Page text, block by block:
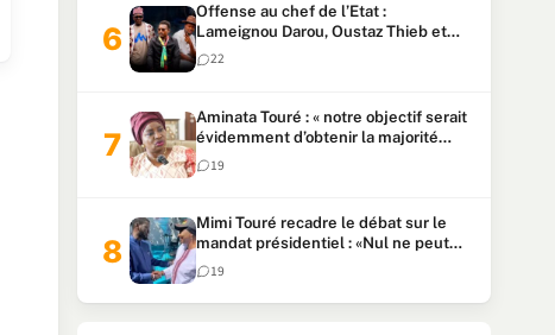
Offense au chef de l’Etat :
Lameignou Darou, Oustaz Thieb et
Ndiaye Touba lourdement
condamnés
22
Aminata Touré : « notre objectif serait
évidemment d’obtenir la majorité
parlementaire »
19
Mimi Touré recadre le débat sur le
mandat présidentiel : «Nul ne peut
faire plus de deux mandats
consécutifs de 5 ans»
19